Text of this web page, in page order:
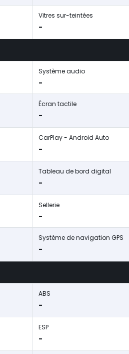
Vitres sur-teintées
-
Système audio
-
Écran tactile
-
CarPlay - Android Auto
-
Tableau de bord digital
-
Sellerie
-
Système de navigation GPS
-
ABS
-
ESP
-